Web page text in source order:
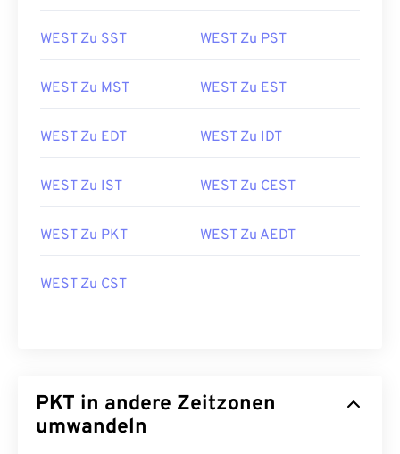
WEST Zu SST WEST Zu PST
WEST Zu MST WEST Zu EST
WEST Zu EDT WEST Zu IDT
WEST Zu IST WEST Zu CEST
WEST Zu PKT WEST Zu AEDT
WEST Zu CST
PKT in andere Zeitzonen
umwandeln